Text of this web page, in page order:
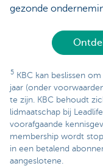
gezonde
5 KBC kan beslissen
jaar (onder
te zijn. KBC behoudt
lidmaatschap bij
voorafgaande
membership wordt
in een betalend
aangeslotene.